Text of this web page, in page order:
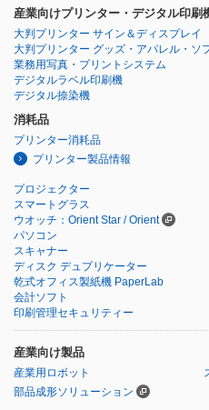
産業向けプリンター・デジタル印刷
大判プリンター サイン＆ディスプレイ
大判プリンター グッズ・アパレル・ソ
業務用写真・プリントシステム
デジタルラベル印刷機
デジタル捺染機
消耗品
プリンター消耗品
プリンター製品情報
プロジェクター
スマートグラス
ウオッチ：Orient Star / Orient
パソコン
スキャナー
ディスク デュプリケーター
乾式オフィス製紙機 PaperLab
会計ソフト
印刷管理セキュリティー
産業向け製品
産業用ロボット
部品成形ソリューション